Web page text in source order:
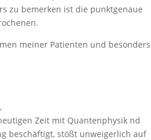
zu bemerken ist die punktgenaue
meiner Patienten und besonders
Zeit mit Quantenphysik nd
beschäftigt, stößt unweigerlich auf